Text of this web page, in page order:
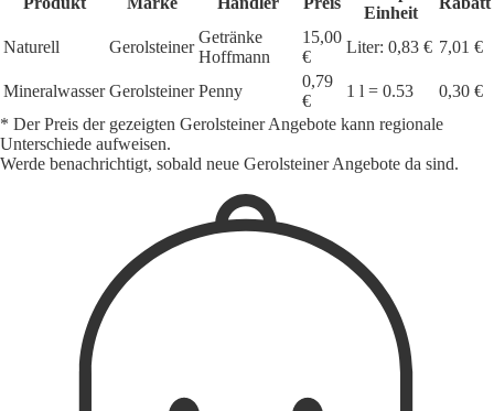
Einheit
Naturell Gerolsteiner
Getränke
Hoffmann
15,00
€
Liter: 0,83 € 7,01 €
Mineralwasser Gerolsteiner Penny
0,79
€
1 l = 0.53
0,30 €
* Der Preis der gezeigten Gerolsteiner Angebote kann regionale
Unterschiede aufweisen.
Werde benachrichtigt, sobald neue Gerolsteiner Angebote da sind.